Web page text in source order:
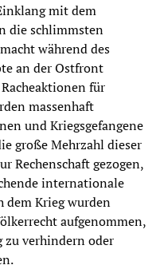
mit dem
die schlimmsten
während des
an der Ostfront
für
massenhaft
und Kriegsgefangene
große Mehrzahl dieser
Rechenschaft gezogen,
internationale
dem Krieg wurden
aufgenommen,
zu verhindern oder